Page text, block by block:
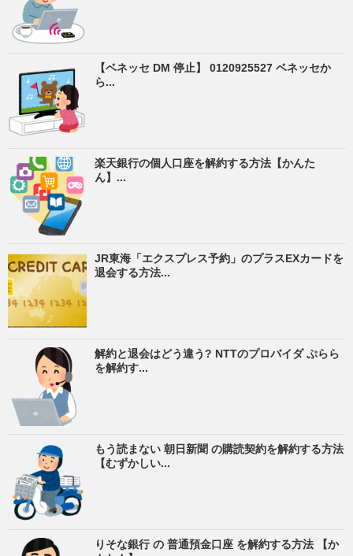
【ベネッセ DM 停止】 0120925527 ベネッセか
ら...
楽天銀行の個人口座を解約する方法【かんた
ん】...
JR東海「エクスプレス予約」のプラスEXカードを
退会する方法...
解約と退会はどう違う? NTTのプロバイダ ぷらら
を解約す...
もう読まない 朝日新聞 の購読契約を解約する方法
【むずかしい...
りそな銀行 の 普通預金口座 を解約する方法 【か